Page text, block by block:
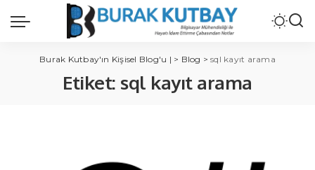
Burak Kutbay'ın Kişisel Blog'u | > Blog >sql kayıt arama
Etiket: sql kayıt arama